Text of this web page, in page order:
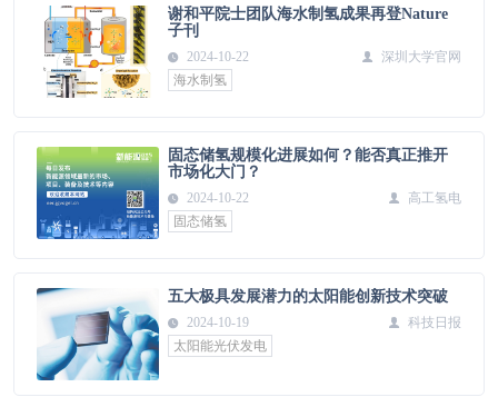
谢和平院士团队海水制氢成果再登Nature
子刊
2024-10-22
深圳大学官网
海水制氢
固态储氢规模化进展如何？能否真正推开
市场化大门？
2024-10-22
高工氢电
固态储氢
五大极具发展潜力的太阳能创新技术突破
2024-10-19
科技日报
太阳能光伏发电